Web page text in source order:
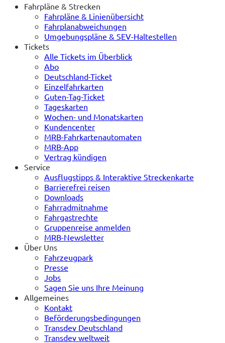
Fahrpläne & Strecken
Fahrpläne & Linienübersicht
Fahrplanabweichungen
Umgebungspläne & SEV-Haltestellen
Tickets
Alle Tickets im Überblick
Abo
Deutschland-Ticket
Einzelfahrkarten
Guten-Tag-Ticket
Tageskarten
Wochen- und Monatskarten
Kundencenter
MRB-Fahrkartenautomaten
MRB-App
Vertrag kündigen
Service
Ausflugstipps & Interaktive Streckenkarte
Barrierefrei reisen
Downloads
Fahrradmitnahme
Fahrgastrechte
Gruppenreise anmelden
MRB-Newsletter
Über Uns
Fahrzeugpark
Presse
Jobs
Sagen Sie uns Ihre Meinung
Allgemeines
Kontakt
Beförderungsbedingungen
Transdev Deutschland
Transdev weltweit